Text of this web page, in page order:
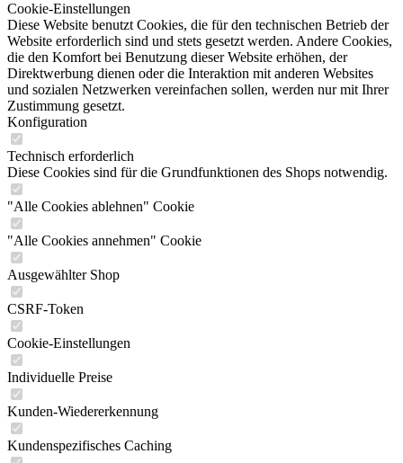
Cookie-Einstellungen
Diese Website benutzt Cookies, die für den technischen Betrieb der
Website erforderlich sind und stets gesetzt werden. Andere Cookies,
die den Komfort bei Benutzung dieser Website erhöhen, der
Direktwerbung dienen oder die Interaktion mit anderen Websites
und sozialen Netzwerken vereinfachen sollen, werden nur mit Ihrer
Zustimmung gesetzt.
Konfiguration
Technisch erforderlich
Diese Cookies sind für die Grundfunktionen des Shops notwendig.
"Alle Cookies ablehnen" Cookie
"Alle Cookies annehmen" Cookie
Ausgewählter Shop
CSRF-Token
Cookie-Einstellungen
Individuelle Preise
Kunden-Wiedererkennung
Kundenspezifisches Caching